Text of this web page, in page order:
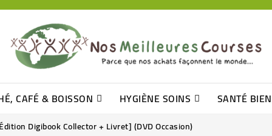
CAFÉ & BOISSON HYGIÈNE SOINS SANTÉ
Digibook Collector + Livret] (DVD Occasion)